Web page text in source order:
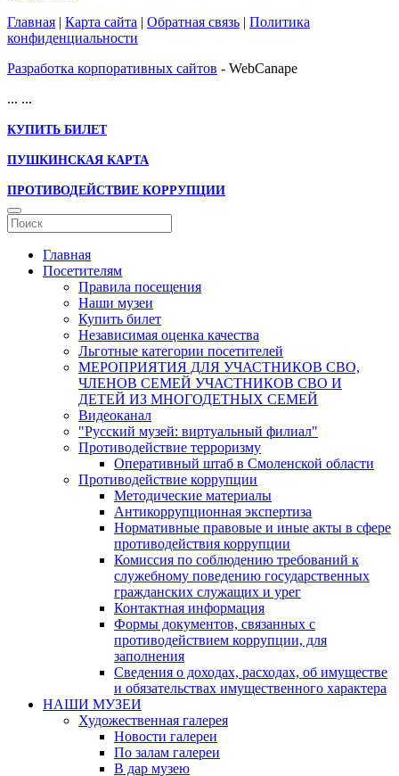
Главная | Карта сайта | Обратная связь | Политика
конфиденциальности
Разработка корпоративных сайтов - WebCanape
... ...
КУПИТЬ БИЛЕТ
ПУШКИНСКАЯ КАРТА
ПРОТИВОДЕЙСТВИЕ КОРРУПЦИИ
Главная
Посетителям
Правила посещения
Наши музеи
Купить билет
Независимая оценка качества
Льготные категории посетителей
МЕРОПРИЯТИЯ ДЛЯ УЧАСТНИКОВ СВО,
ЧЛЕНОВ СЕМЕЙ УЧАСТНИКОВ СВО И
ДЕТЕЙ ИЗ МНОГОДЕТНЫХ СЕМЕЙ
Видеоканал
"Русский музей: виртуальный филиал"
Противодействие терроризму
Оперативный штаб в Смоленской области
Противодействие коррупции
Методические материалы
Антикоррупционная экспертиза
Нормативные правовые и иные акты в сфере
противодействия коррупции
Комиссия по соблюдению требований к
служебному поведению государственных
гражданских служащих и урег
Контактная информация
Формы документов, связанных с
противодействием коррупции, для
заполнения
Сведения о доходах, расходах, об имуществе
и обязательствах имущественного характера
НАШИ МУЗЕИ
Художественная галерея
Новости галереи
По залам галереи
В дар музею